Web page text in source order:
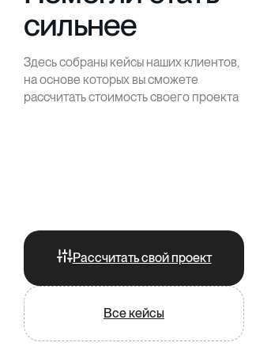
сильнее
Здесь собраны кейсы наших клиентов,
на основе которых вы сможете
рассчитать стоимость своего проекта
Рассчитать свой проект
Все кейсы